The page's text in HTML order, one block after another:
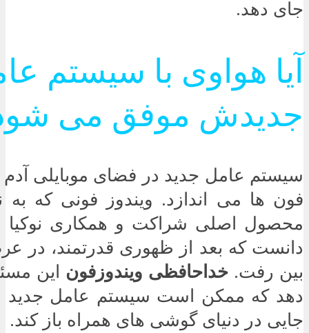
جای دهد.
آیا هواوی با سیستم
جدیدش موفق می
سیستم عامل جدید در فضای موبایلی آدم
فون ها می اندازد. ویندوز فونی که
محصول اصلی شراکت و همکاری نوکیا
دانست که بعد از ظهوری قدرتمند، در
بین رفت. خداحافظی ویندوزفون این
دهد که ممکن است سیستم عامل جدید
جایی در دنیای گوشی های همراه باز کند.